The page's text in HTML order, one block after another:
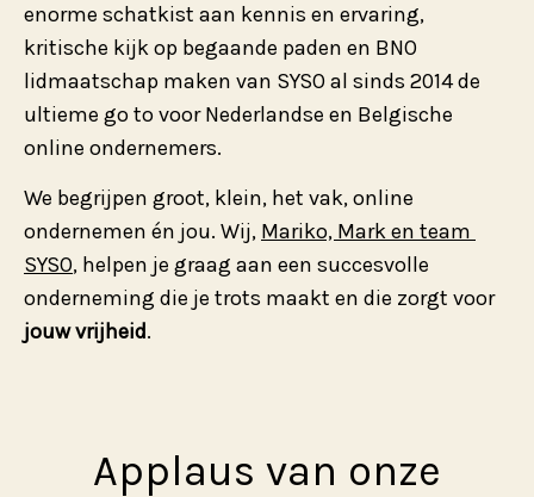
enorme schatkist aan kennis en ervaring,
kritische kijk op begaande paden en BNO
lidmaatschap maken van SYSO al sinds 2014 de
ultieme go to voor Nederlandse en Belgische
online ondernemers.
We begrijpen groot, klein, het vak, online
ondernemen én jou. Wij, Mariko, Mark en team
SYSO, helpen je graag aan een succesvolle
onderneming die je trots maakt en die zorgt voor
jouw vrijheid.
Applaus van onze